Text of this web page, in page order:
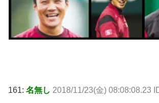
161: 名無し 2018/11/23(金) 08:08:08.23